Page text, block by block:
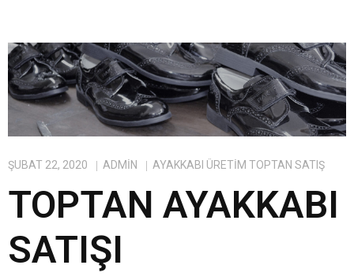
ŞUBAT 22, 2020 ADMIN AYAKKABI ÜRETIM TOPTAN SATIŞ
TOPTAN AYAKKABI
SATIŞI